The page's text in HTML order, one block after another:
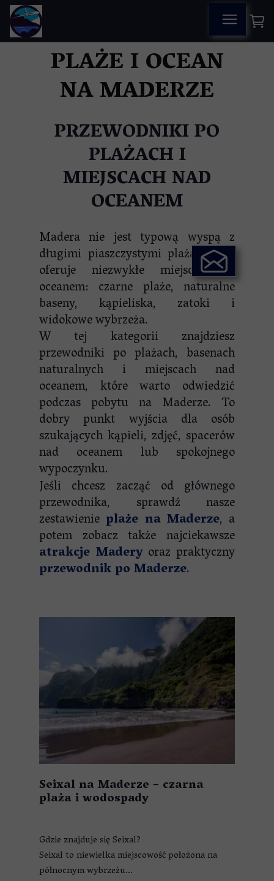
PLAŻE I OCEAN
NA MADERZE
PRZEWODNIKI PO
PLAŻACH I
MIEJSCACH NAD
OCEANEM
Madera nie jest typową wyspą z
długimi piaszczystymi plażami, ale
oferuje niezwykłe miejsca nad
oceanem: czarne plaże, naturalne
baseny, kąpieliska, zatoki i
widokowe wybrzeża.
W tej kategorii znajdziesz
przewodniki po plażach, basenach
naturalnych i miejscach nad
oceanem, które warto odwiedzić
podczas pobytu na Maderze. To
dobry punkt wyjścia dla osób
szukających kąpieli, zdjęć, spacerów
nad oceanem lub spokojnego
wypoczynku.
Jeśli chcesz zacząć od głównego
przewodnika, sprawdź nasze
zestawienie plaże na Maderze, a
potem zobacz także najciekawsze
atrakcje Maderyoraz praktyczny
przewodnik po Maderze.
Seixal na Maderze – czarna
plaża i wodospady
Gdzie znajduje się Seixal?
Seixal to niewielka miejscowość położona na
północnym wybrzeżu...